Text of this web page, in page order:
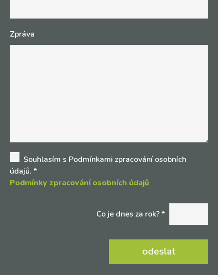
Zpráva
Souhlasím s Podmínkami zpracování osobních
údajů. *
Podmínky zpracování osobních údajů
Co je dnes za rok? *